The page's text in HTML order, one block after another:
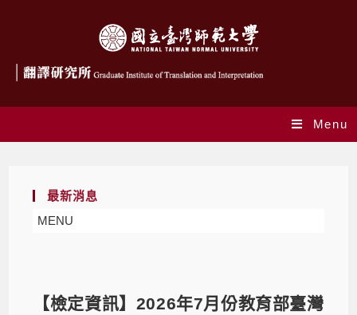
Menu
最新消息
MENU
【檢定資訊】2026年7月份教育部臺灣